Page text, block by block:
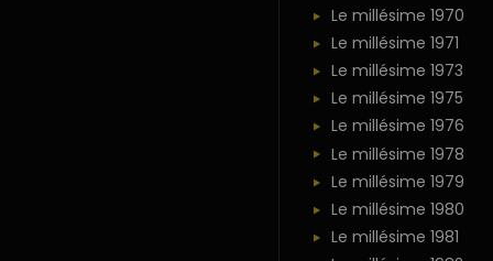
Le millésime 1970
Le millésime 1971
Le millésime 1973
Le millésime 1975
Le millésime 1976
Le millésime 1978
Le millésime 1979
Le millésime 1980
Le millésime 1981